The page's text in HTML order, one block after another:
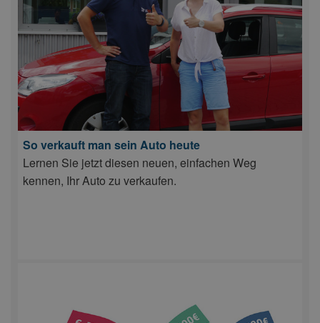
So verkauft man sein Auto heute
Lernen Sie jetzt diesen neuen, einfachen Weg
kennen, Ihr Auto zu verkaufen.